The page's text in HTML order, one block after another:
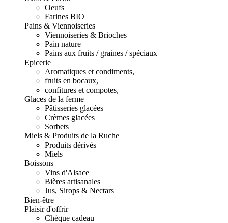
Oeufs
Farines BIO
Pains & Viennoiseries
Viennoiseries & Brioches
Pain nature
Pains aux fruits / graines / spéciaux
Epicerie
Aromatiques et condiments,
fruits en bocaux,
confitures et compotes,
Glaces de la ferme
Pâtisseries glacées
Crèmes glacées
Sorbets
Miels & Produits de la Ruche
Produits dérivés
Miels
Boissons
Vins d'Alsace
Bières artisanales
Jus, Sirops & Nectars
Bien-être
Plaisir d'offrir
Chèque cadeau